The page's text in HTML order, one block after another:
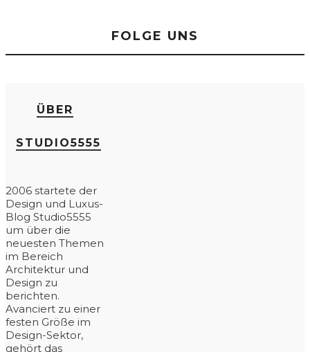
FOLGE UNS
ÜBER
STUDIO5555
2006 startete der
Design und Luxus-
Blog Studio5555
um über die
neuesten Themen
im Bereich
Architektur und
Design zu
berichten.
Avanciert zu einer
festen Größe im
Design-Sektor,
gehört das